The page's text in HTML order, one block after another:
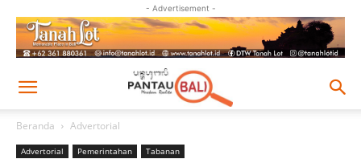
- Advertisement -
Beranda Advertorial
Advertorial Pemerintahan Tabanan